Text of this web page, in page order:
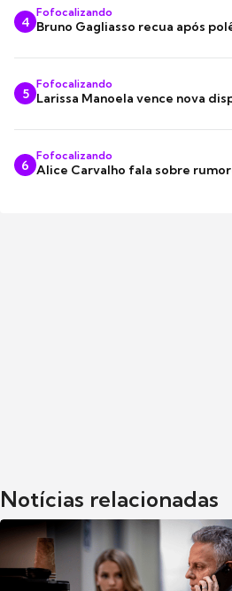
4
Fofocalizando
Bruno Gagliasso recua após
5
Fofocalizando
Larissa Manoela vence nova
6
Fofocalizando
Alice Carvalho fala sobre
Notícias relacionadas